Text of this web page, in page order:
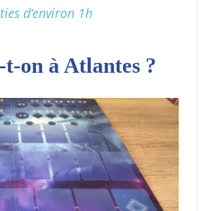
d’environ 1h
on à Atlantes ?